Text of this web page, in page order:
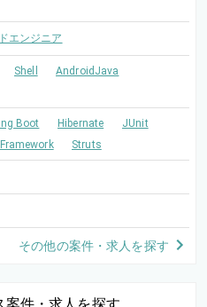
エンジニア
Shell
AndroidJava
Boot Hibernate
JUnit
Struts
その他の案件・求人を探す
案件・求人を探す